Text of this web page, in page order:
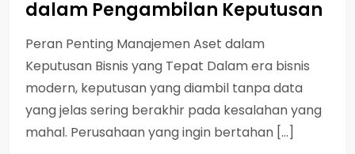
dalam Pengambilan Keputusan
Peran Penting Manajemen Aset dalam
Keputusan Bisnis yang Tepat Dalam era bisnis
modern, keputusan yang diambil tanpa data
yang jelas sering berakhir pada kesalahan yang
mahal. Perusahaan yang ingin bertahan […]